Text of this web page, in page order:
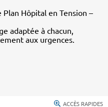
Hôpital en Tension –
adaptée à chacun,
aux urgences.
ACCÈS RAPIDES